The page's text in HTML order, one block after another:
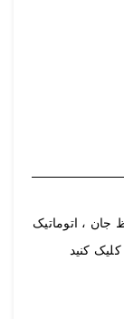
، اتوماتیک
کنید